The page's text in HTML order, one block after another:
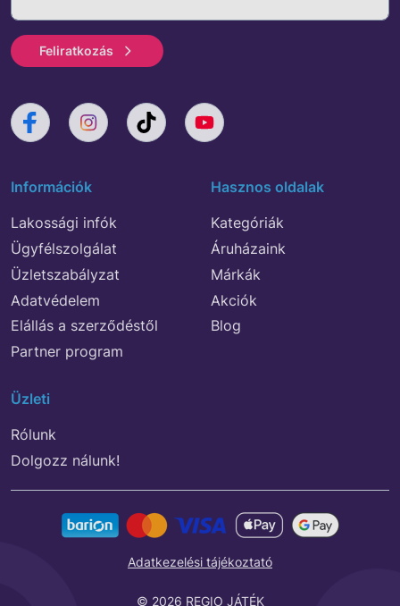
Feliratkozás
Információk
Lakossági infók
Ügyfélszolgálat
Üzletszabályzat
Adatvédelem
Elállás a szerződéstől
Partner program
Hasznos oldalak
Kategóriák
Áruházaink
Márkák
Akciók
Blog
Üzleti
Rólunk
Dolgozz nálunk!
© 2026 REGIO JÁTÉK
Adatkezelési tájékoztató